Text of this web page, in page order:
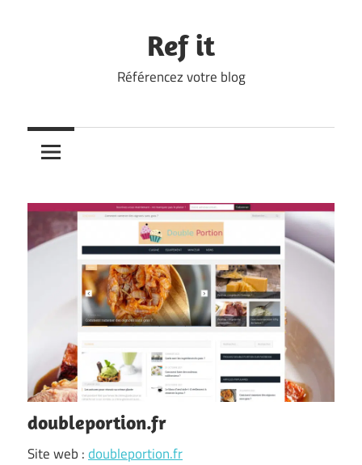
Ref it
Référencez votre blog
doubleportion.fr
Site web :doubleportion.fr